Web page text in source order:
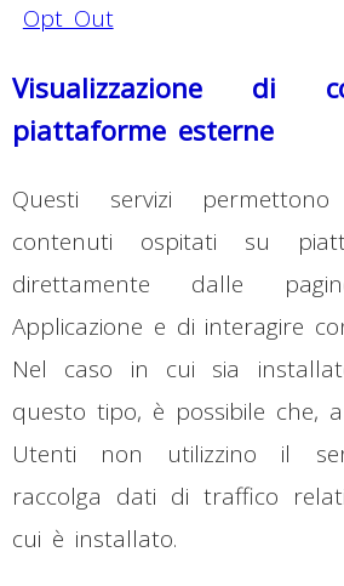
Opt Out
Visualizzazione di
piattaforme esterne
Questi servizi
contenuti ospitati su
direttamente dalle
Applicazione e di interagire
Nel caso in cui sia
questo tipo, è possibile che,
Utenti non utilizzino il
raccolga dati di traffico
cui è installato.